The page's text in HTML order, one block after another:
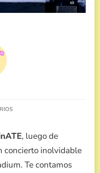
EN
CIERRA
GIRA
DOMINATE
A
, luego de
concierto inolvidable
Te contamos